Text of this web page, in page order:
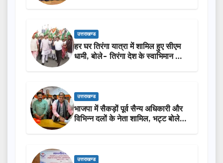
उत्तराखण्ड
हर घर तिरंगा यात्रा में शामिल हुए सीएम
धामी, बोले- तिरंगा देश के स्वाभिमान का
उत्तराखण्ड
भाजपा में सैकड़ों पूर्व सैन्य अधिकारी और
विभिन्न दलों के नेता शामिल, भट्ट बोले-
उत्तराखण्ड